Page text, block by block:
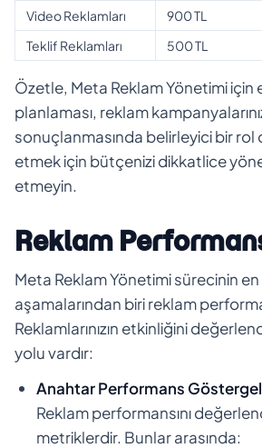
Video Reklamları
900 TL
Teklif Reklamları
500 TL
Özetle, Meta Reklam Yönetimi için
planlaması, reklam
sonuçlanmasında belirleyici bir rol
etmek için bütçenizi dikkatlice
etmeyin.
Reklam
Meta Reklam Yönetimi sürecinin
aşamalarından biri reklam
Reklamlarınızın etkinliğini
yolu vardır:
Anahtar Performans
Reklam performansını
metriklerdir. Bunlar arasında: